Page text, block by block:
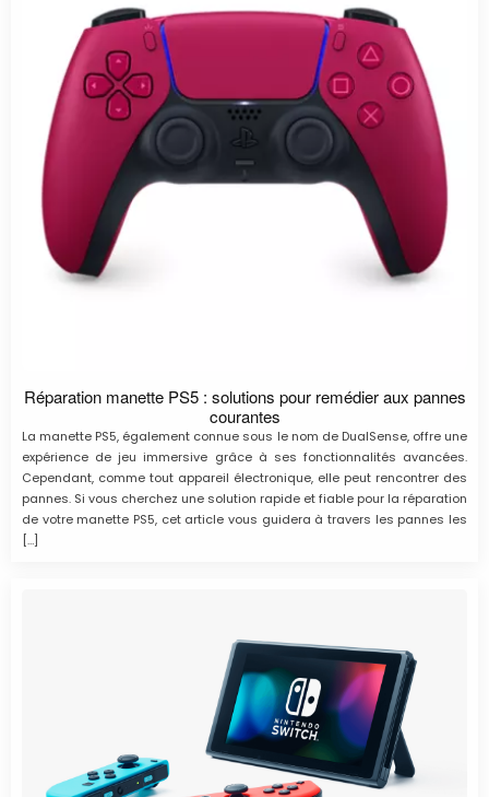
Réparation manette PS5 : solutions pour remédier aux pannes
courantes
La manette PS5, également connue sous le nom de DualSense, offre une
expérience de jeu immersive grâce à ses fonctionnalités avancées.
Cependant, comme tout appareil électronique, elle peut rencontrer des
pannes. Si vous cherchez une solution rapide et fiable pour la réparation
de votre manette PS5, cet article vous guidera à travers les pannes les
[…]